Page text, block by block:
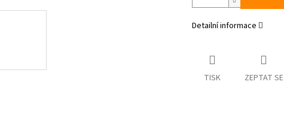
Detailní informace
TISK ZEPTAT SE